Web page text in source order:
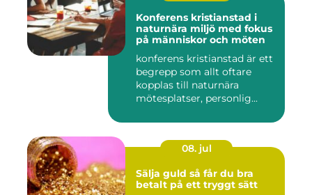
Konferens kristianstad i
naturnära miljö med fokus
på människor och möten
konferens kristianstad är ett
begrepp som allt oftare
kopplas till naturnära
mötesplatser, personlig...
08. jul
Sälja guld så får du bra
betalt på ett tryggt sätt